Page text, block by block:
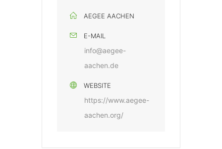
AEGEE AACHEN
E-MAIL
info@aegee-
aachen.de
WEBSITE
https://www.aegee-
aachen.org/